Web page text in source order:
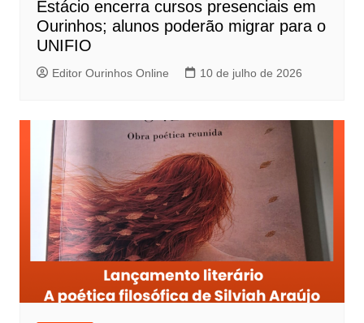
Estácio encerra cursos presenciais em
Ourinhos; alunos poderão migrar para o
UNIFIO
Editor Ourinhos Online 10 de julho de 2026